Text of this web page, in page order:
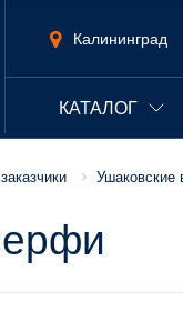
Калининград
КАТАЛОГ
Ушаковские